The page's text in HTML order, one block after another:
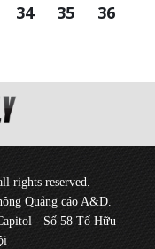
34 35 36
rights reserved.
Quảng cáo A&D.
- Số 58 Tố Hữu -